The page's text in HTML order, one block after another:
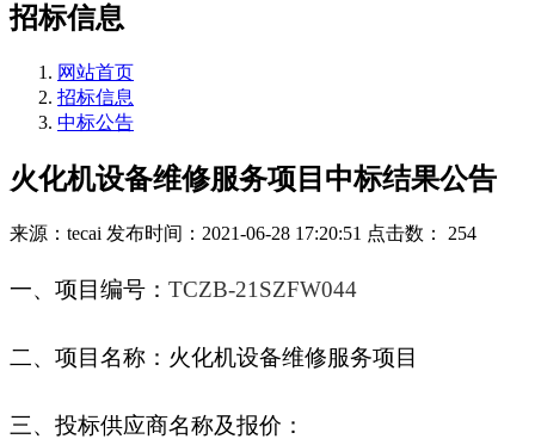
招标信息
网站首页
招标信息
中标公告
火化机设备维修服务项目中标结果公告
来源：tecai 发布时间：2021-06-28 17:20:51 点击数： 254
一、项目编号： TCZB-21SZFW044
二、项目名称：火化机设备维修服务项目
三、投标供应商名称及报价：